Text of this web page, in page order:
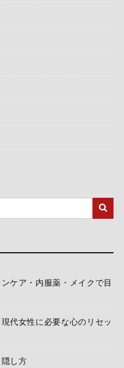
ケア・内服薬・メイクで目
代女性に必要な心のリセッ
し方